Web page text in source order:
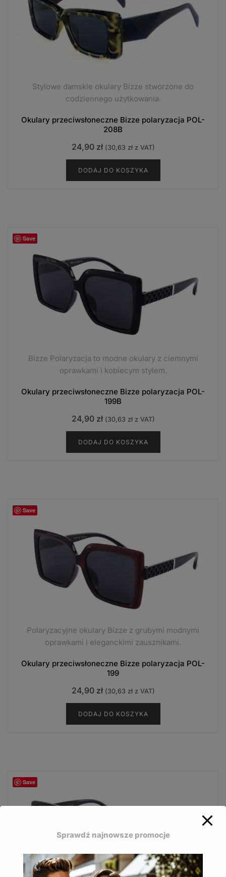
Stylowe damskie okulary Bizze stworzone do
codziennego użytkowania.
Okulary przeciwsłoneczne Bizze polaryzacja POL-
208B
24,90 zł (30,63 złz VAT)
DODAJ DO KOSZYKA
Save
Bizze Polaryzacja to modne okulary z ciemnymi
oprawkami i kobiecym stylem.
Okulary przeciwsłoneczne Bizze polaryzacja POL-
199B
24,90 zł (30,63 złz VAT)
DODAJ DO KOSZYKA
Save
Polaryzacyjne okulary Bizze z grubymi modnymi
oprawkami i eleganckimi zausznikami.
Okulary przeciwsłoneczne Bizze polaryzacja POL-
199
24,90 zł (30,63 złz VAT)
DODAJ DO KOSZYKA
Save
Sprawdź najnowsze promocje